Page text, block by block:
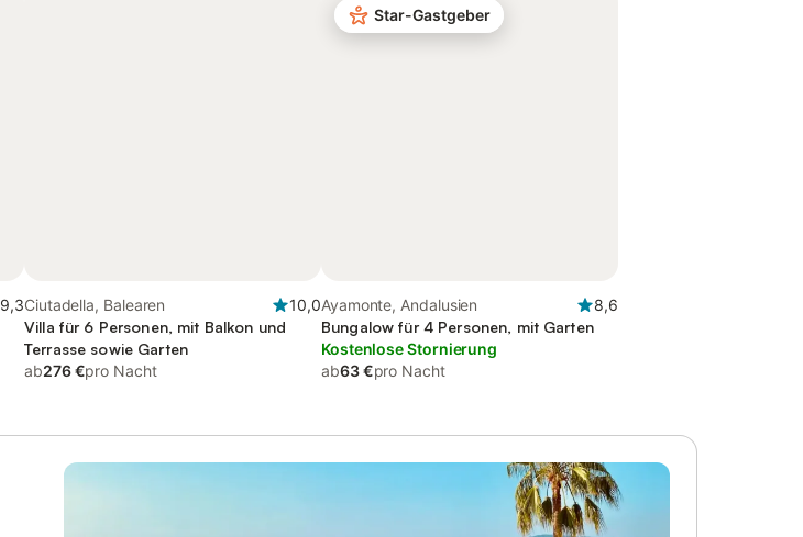
9,3Ciutadella, Balearen
10,0
Villa für 6 Personen, mit Balkon und
Terrasse sowie Garten
ab276 €pro Nacht
Star-Gastgeber
Ayamonte, Andalusien
8,6
Bungalow für 4 Personen, mit Garten
Kostenlose Stornierung
ab63 €pro Nacht